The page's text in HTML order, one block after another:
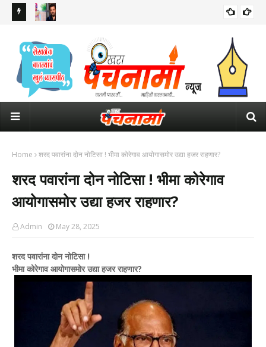
Home शरद पवारांना दोन नोटिसा ! भीमा कोरेगाव आयोगासमोर उद्या हजर राहणार?
शरद पवारांना दोन नोटिसा ! भीमा कोरेगाव
आयोगासमोर उद्या हजर राहणार?
Admin May 28, 2025
शरद पवारांना दोन नोटिसा !
भीमा कोरेगाव आयोगासमोर उद्या हजर राहणार?